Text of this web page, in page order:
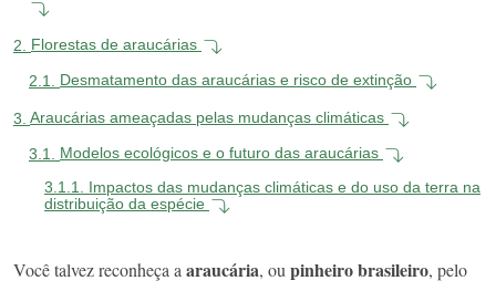
2.
Florestas de araucárias
2.1.
Desmatamento das araucárias e risco de extinção
3. Araucárias ameaçadas pelas mudanças climáticas
3.1.
Modelos ecológicos e o futuro das araucárias
3.1.1.
Impactos das mudanças climáticas e do uso da terra na
distribuição da espécie
Você talvez reconheça a araucária, ou pinheiro brasileiro, pelo